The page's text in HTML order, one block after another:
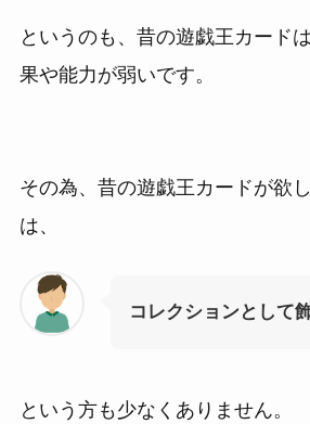
というのも、昔の遊戯王カード
果や能力が弱いです。
その為、昔の遊戯王カードが欲
は、
コレクションとして
という方も少なくありません。